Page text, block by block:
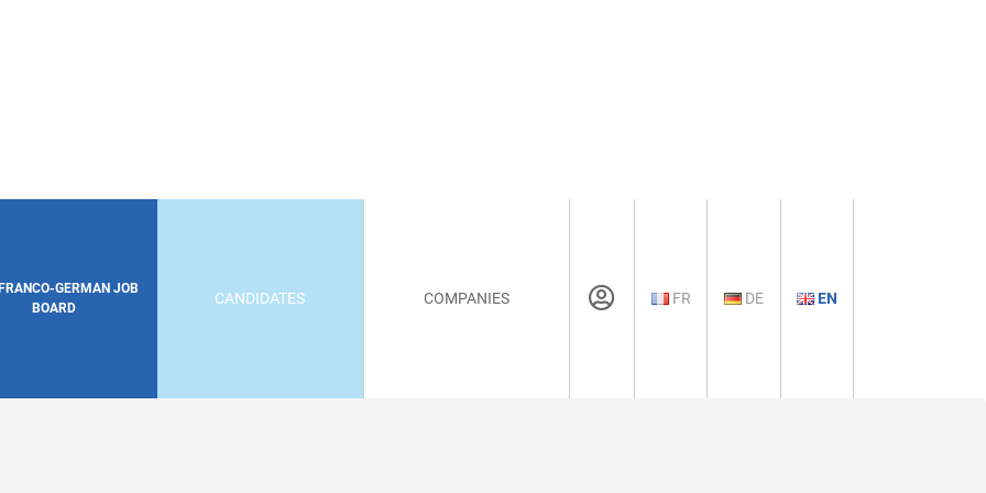
GERMAN JOB
BOARD
CANDIDATES COMPANIES FR DE EN